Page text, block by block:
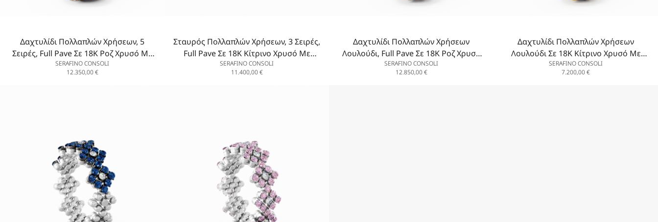
Δαχτυλίδι Πολλαπλών Χρήσεων, 5
Σειρές, Full Pave Σε 18K Ροζ Χρυσό Με
Λευκά και Μαύρα Διαμάντια
SERAFINO CONSOLI
12.350,00€
Σταυρός Πολλαπλών Χρήσεων, 3 Σειρές,
Full Pave Σε 18K Κίτρινο Χρυσό Με
Διαμάντια
SERAFINO CONSOLI
11.400,00€
Δαχτυλίδι Πολλαπλών Χρήσεων
Λουλούδι, Full Pave Σε 18K Ροζ Χρυσό
Με Διαμάντια
SERAFINO CONSOLI
12.850,00€
Δαχτυλίδι Πολλαπλών Χρήσεων
Λουλούδι Σε 18K Κίτρινο Χρυσό Με
Διαμάντια
SERAFINO CONSOLI
7.200,00€